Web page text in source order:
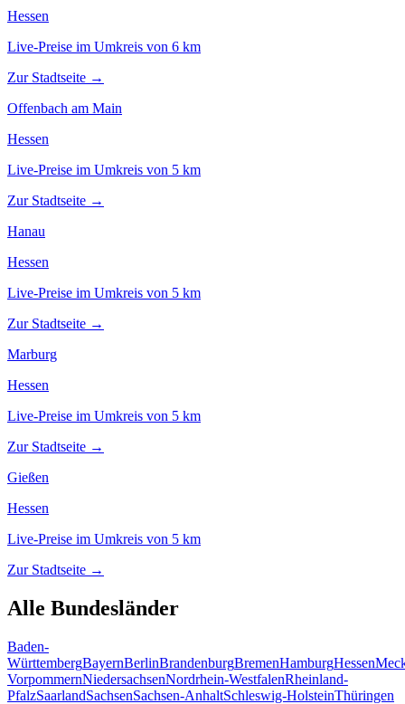
Hessen
Live-Preise im Umkreis von 6 km
Zur Stadtseite →
Offenbach am Main
Hessen
Live-Preise im Umkreis von 5 km
Zur Stadtseite →
Hanau
Hessen
Live-Preise im Umkreis von 5 km
Zur Stadtseite →
Marburg
Hessen
Live-Preise im Umkreis von 5 km
Zur Stadtseite →
Gießen
Hessen
Live-Preise im Umkreis von 5 km
Zur Stadtseite →
Alle Bundesländer
Baden-
WürttembergBayernBerlinBrandenburgBremenHamburgHessen
VorpommernNiedersachsenNordrhein-WestfalenRheinland-
PfalzSaarlandSachsenSachsen-AnhaltSchleswig-HolsteinThüringen